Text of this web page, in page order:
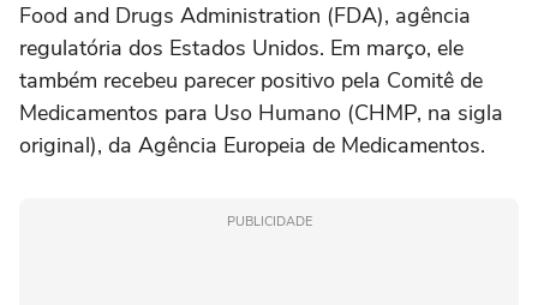
Food and Drugs Administration (FDA), agência
regulatória dos Estados Unidos. Em março, ele
também recebeu parecer positivo pela Comitê de
Medicamentos para Uso Humano (CHMP, na sigla
original), da Agência Europeia de Medicamentos.
PUBLICIDADE